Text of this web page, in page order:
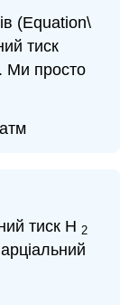
(Equation\
тиск
Ми просто
тиск Н 2